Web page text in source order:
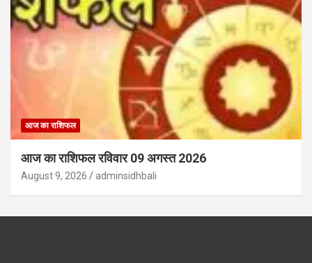
आज का राशिफल
आज का राशिफल रविवार 09 अगस्त 2026
August 9, 2026 adminsidhbali